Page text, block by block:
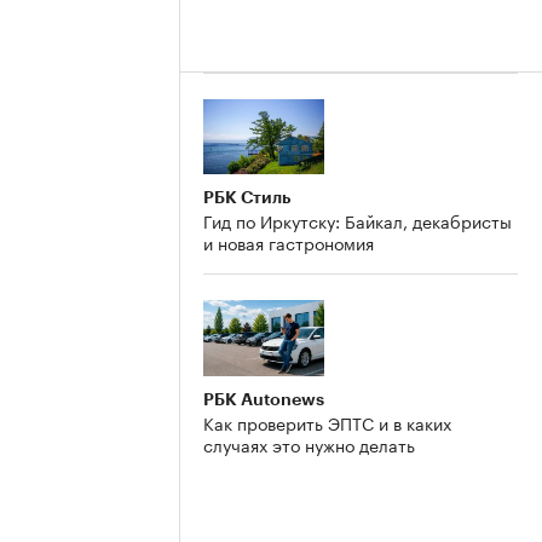
РБК Стиль
Гид по Иркутску: Байкал, декабристы
и новая гастрономия
РБК Autonews
Как проверить ЭПТС и в каких
случаях это нужно делать